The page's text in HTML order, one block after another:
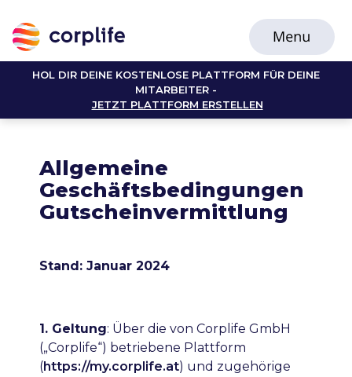
HOL DIR DEINE KOSTENLOSE PLATTFORM FÜR DEINE
MITARBEITER -
JETZT PLATTFORM ERSTELLEN
Allgemeine
Geschäftsbedingungen
Gutscheinvermittlung
Stand: Januar 2024
1. Geltung: Über die von Corplife GmbH
(„Corplife“) betriebene Plattform
(https://my.corplife.at) und zugehörige